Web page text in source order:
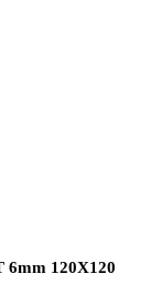
6mm 120X120